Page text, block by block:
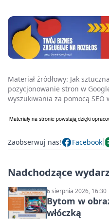
Materiał źródłowy: Jak
pozycjonowanie stron w
wyszukiwania za pomocą SEO
Zaobserwuj nas! Facebook
Nadchodzące
6 sierpnia 2026, 16:30
Bytom w
włóczką